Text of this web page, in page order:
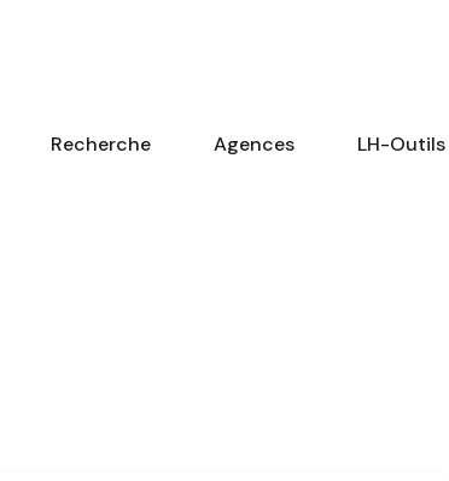
Recherche Agences LH-Outils